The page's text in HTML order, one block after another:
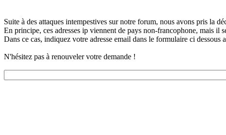
Suite à des attaques intempestives sur notre forum, nous avons pris la
En principe, ces adresses ip viennent de pays non-francophone, mais il
Dans ce cas, indiquez votre adresse email dans le formulaire ci
N'hésitez pas à renouveler votre demande !